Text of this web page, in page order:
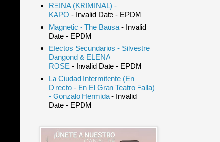
REINA (KRIMINAL) -
KAPO - Invalid Date- EPDM
Magnetic - The Bausa- Invalid
Date- EPDM
Efectos Secundarios - Silvestre
Dangond & ELENA
ROSE - Invalid Date- EPDM
La Ciudad Intermitente (En
Directo - En El Gran Teatro Falla)
- Gonzalo Hermida- Invalid
Date- EPDM